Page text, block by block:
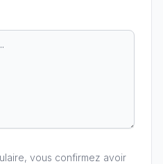
vous confirmez avoir